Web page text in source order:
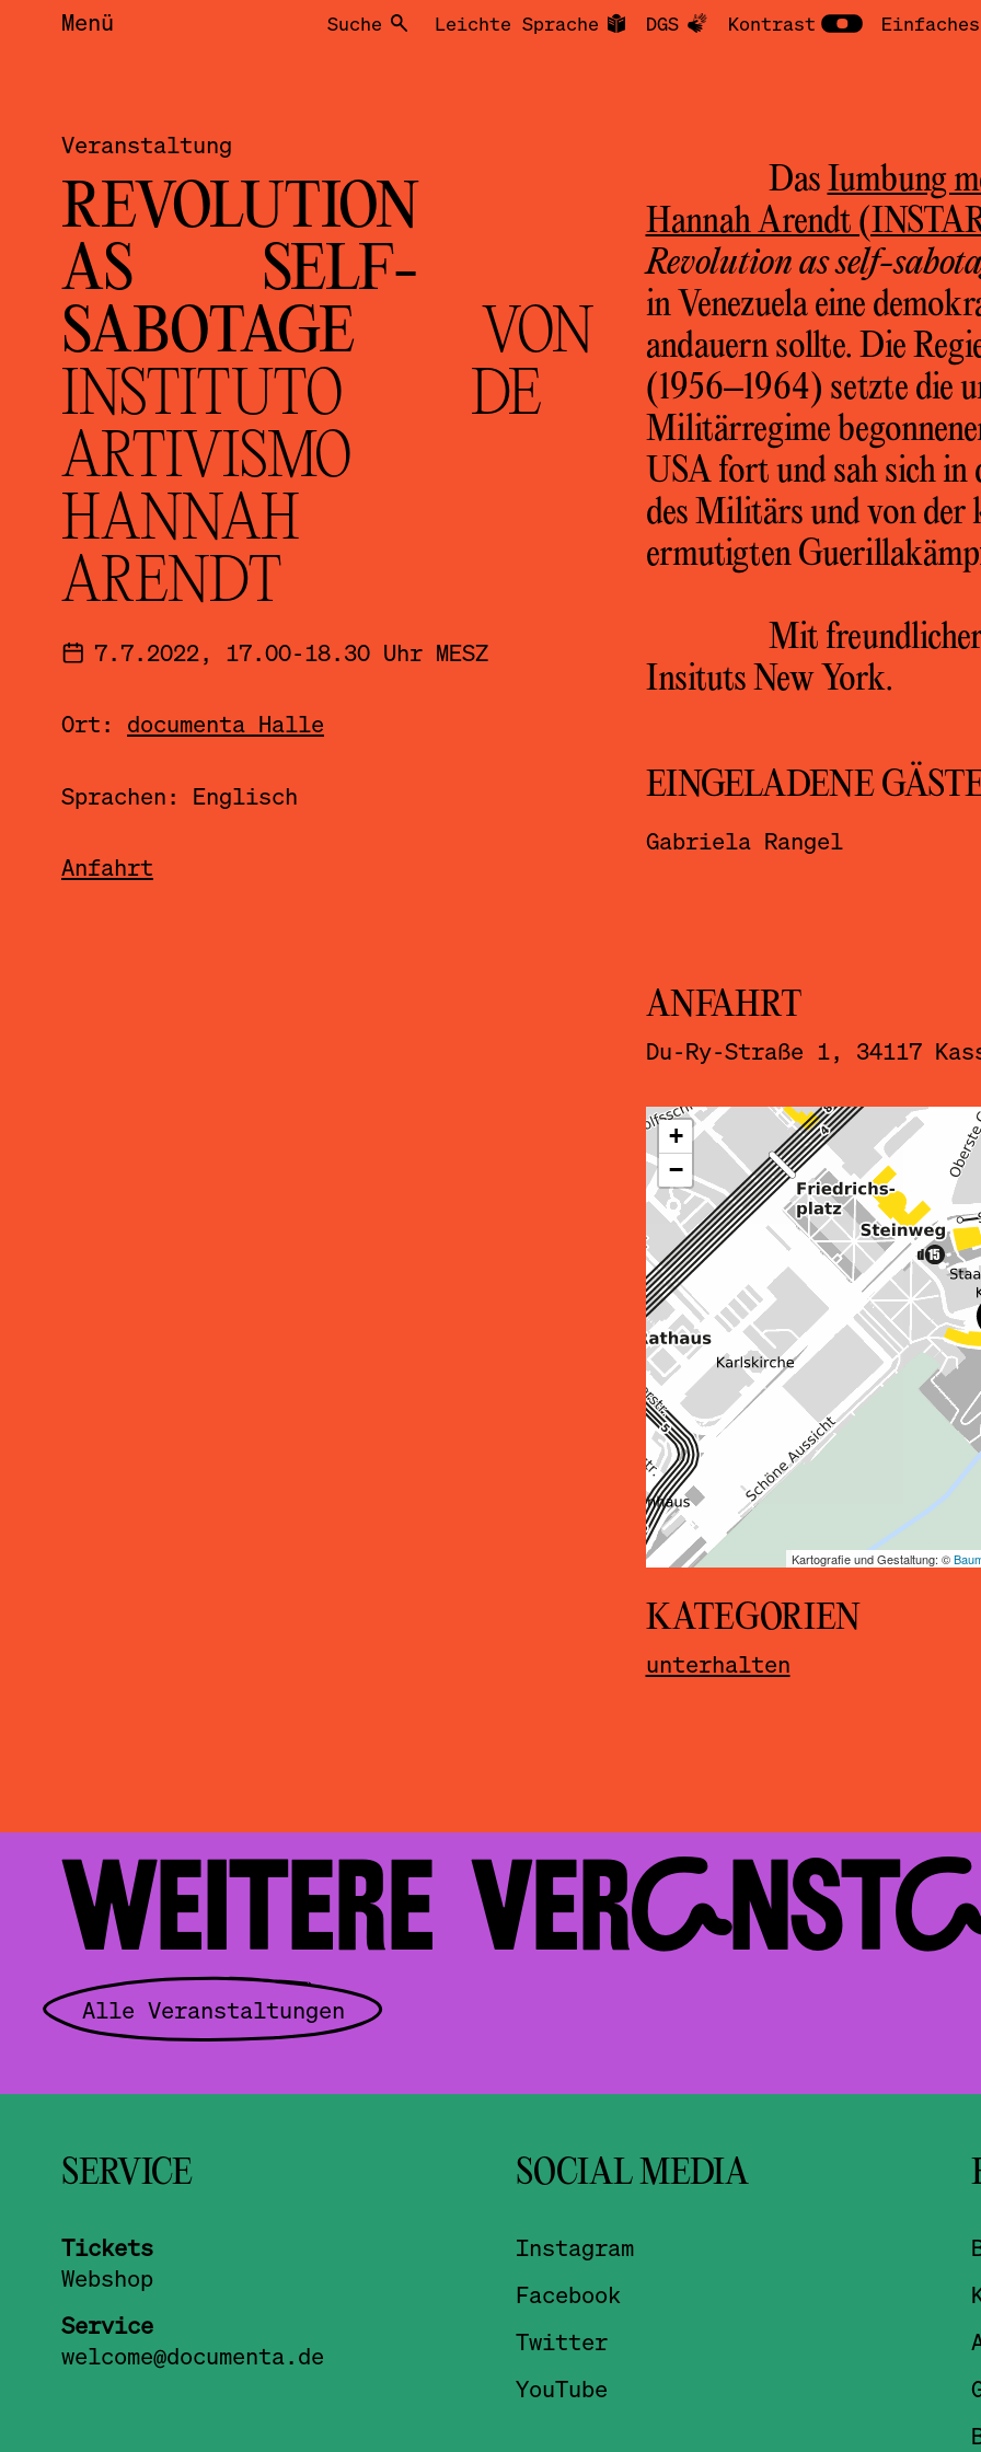
Menü Suche Leichte Sprache DGS Kontrast
Veranstaltung
REVOLUTION
AS SELF-
SABOTAGE VON
INSTITUTO DE
ARTIVISMO
HANNAH
ARENDT
7.7.2022, 17.00-18.30 Uhr MESZ
Ort: documenta Halle
Sprachen: Englisch
Anfahrt
Das Iumbung
Hannah Arendt
Revolution as self-
in Venezuela eine
andauern sollte. Die
(1956–1964) setzte die
Militärregime
USA fort und sah sich in
des Militärs und von der
ermutigten
Mit
Insituts New York.
EINGELADENE
Gabriela Rangel
ANFAHRT
Du-Ry-Straße 1, 34117
ˇ
KATEGORIEN
unterhalten
WEITERE
Alle Veranstaltungen
SERVICE
Tickets
Webshop
Service
welcome@documenta.de
SOCIAL MEDIA
Instagram
Facebook
Twitter
YouTube